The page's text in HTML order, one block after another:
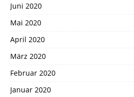
Juni 2020
Mai 2020
April 2020
März 2020
Februar 2020
Januar 2020